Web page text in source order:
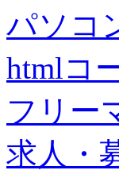
パソコ
htmlコ
フリー
求人・